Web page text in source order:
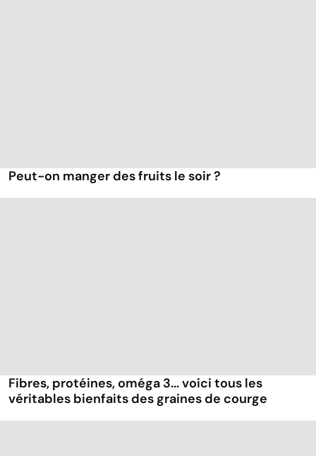
Peut-on manger des fruits le soir ?
Fibres, protéines, oméga 3... voici tous les
véritables bienfaits des graines de courge